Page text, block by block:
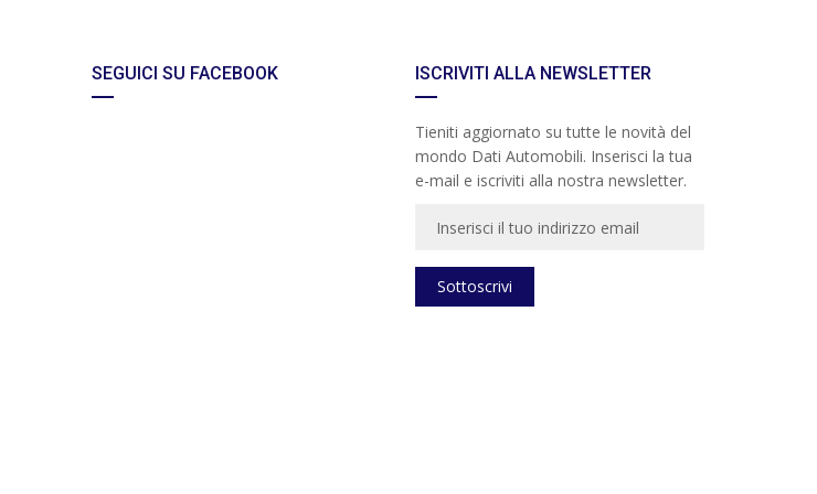
SEGUICI SU FACEBOOK ISCRIVITI ALLA NEWSLETTER
Tieniti aggiornato su tutte le novità del
mondo Dati Automobili. Inserisci la tua
e-mail e iscriviti alla nostra newsletter.
Sottoscrivi